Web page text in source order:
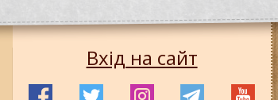
Вхід на сайт